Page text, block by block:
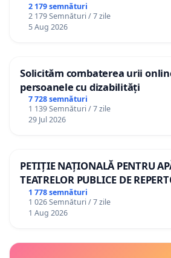
2 179 semnături
2 179 Semnături / 7 zile
5 Aug 2026
Solicităm combaterea urii
persoanele cu dizabilități
7 728 semnături
1 139 Semnături / 7 zile
29 Jul 2026
PETIȚIE NAȚIONALĂ PENTRU
TEATRELOR PUBLICE DE
ROMÂNIA
1 778 semnături
1 026 Semnături / 7 zile
1 Aug 2026